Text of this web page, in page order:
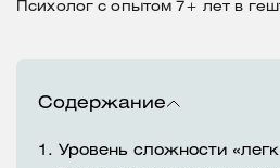
Содержание
1. Уровень сложности
Психолог с опытом 7+ лет в